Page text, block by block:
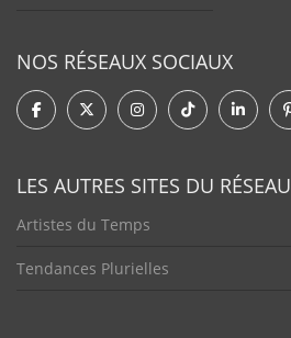
NOS RÉSEAUX SOCIAUX
LES AUTRES SITES DU RÉSEAU
Artistes du Temps
Tendances Plurielles